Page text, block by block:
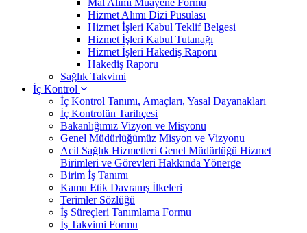
Mal Alımı Muayene Formu
Hizmet Alımı Dizi Pusulası
Hizmet İşleri Kabul Teklif Belgesi
Hizmet İşleri Kabul Tutanağı
Hizmet İşleri Hakediş Raporu
Hakediş Raporu
Sağlık Takvimi
İç Kontrol
İç Kontrol Tanımı, Amaçları, Yasal Dayanakları
İç Kontrolün Tarihçesi
Bakanlığımız Vizyon ve Misyonu
Genel Müdürlüğümüz Misyon ve Vizyonu
Acil Sağlık Hizmetleri Genel Müdürlüğü Hizmet
Birimleri ve Görevleri Hakkında Yönerge
Birim İş Tanımı
Kamu Etik Davranış İlkeleri
Terimler Sözlüğü
İş Süreçleri Tanımlama Formu
İş Takvimi Formu